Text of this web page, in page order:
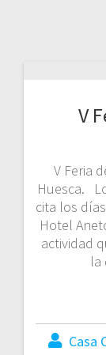
V
V Feria
Huesca.
cita los
Hotel
actividad
la
Casa